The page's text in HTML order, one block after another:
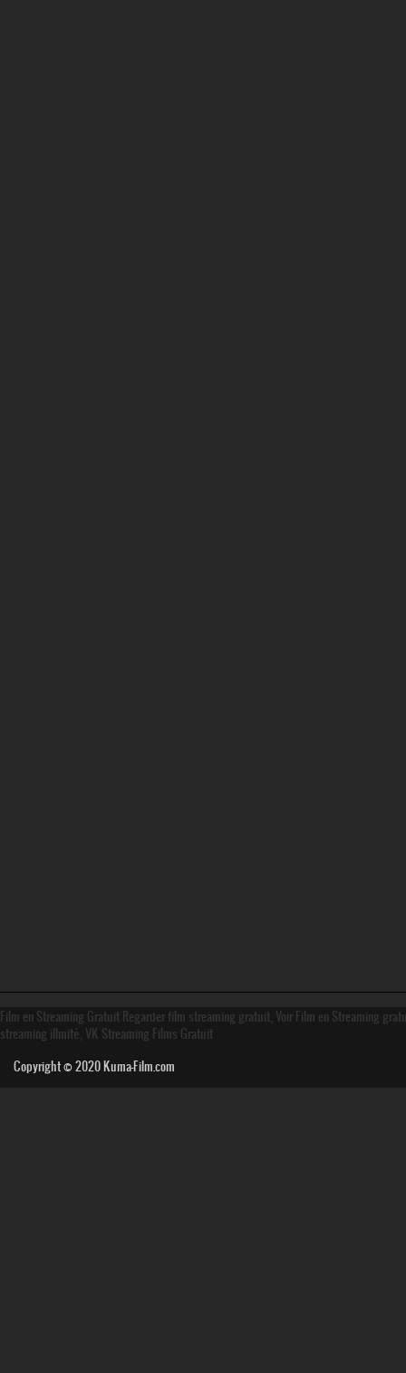
Film en Streaming Gratuit Regarder film streaming gratuit, Voir Film en Streaming
streaming illmité, VK Streaming Films Gratuit
Copyright © 2020Kuma-Film.com